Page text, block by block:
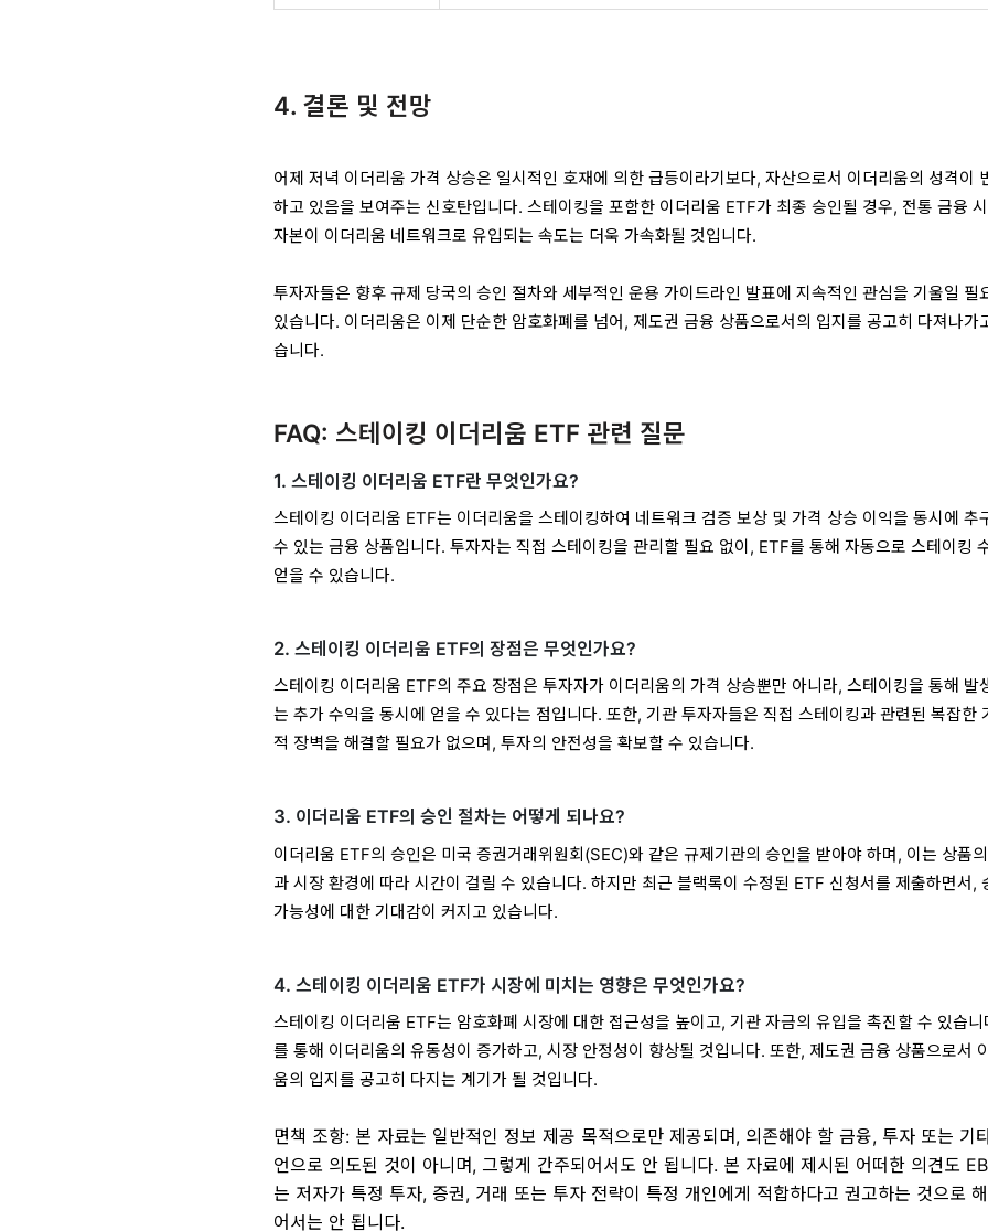
4. 결론 및 전망
어제 저녁 이더리움 가격 상승은 일시적인 호재에 의한 급등이라기보다, 자산으로서 이더리움의 성격이
하고 있음을 보여주는 신호탄입니다. 스테이킹을 포함한 이더리움 ETF가 최종 승인될 경우, 전통 금융 시
자본이 이더리움 네트워크로 유입되는 속도는 더욱 가속화될 것입니다.
투자자들은 향후 규제 당국의 승인 절차와 세부적인 운용 가이드라인 발표에 지속적인 관심을 기울일 필
있습니다. 이더리움은 이제 단순한 암호화폐를 넘어, 제도권 금융 상품으로서의 입지를 공고히 다져나가
습니다.
FAQ: 스테이킹 이더리움 ETF 관련 질문
1. 스테이킹 이더리움 ETF란 무엇인가요?
스테이킹 이더리움 ETF는 이더리움을 스테이킹하여 네트워크 검증 보상 및 가격 상승 이익을 동시에 추
수 있는 금융 상품입니다. 투자자는 직접 스테이킹을 관리할 필요 없이, ETF를 통해 자동으로 스테이킹
얻을 수 있습니다.
2. 스테이킹 이더리움 ETF의 장점은 무엇인가요?
스테이킹 이더리움 ETF의 주요 장점은 투자자가 이더리움의 가격 상승뿐만 아니라, 스테이킹을 통해 발
는 추가 수익을 동시에 얻을 수 있다는 점입니다. 또한, 기관 투자자들은 직접 스테이킹과 관련된 복잡한
적 장벽을 해결할 필요가 없으며, 투자의 안전성을 확보할 수 있습니다.
3. 이더리움 ETF의 승인 절차는 어떻게 되나요?
이더리움 ETF의 승인은 미국 증권거래위원회(SEC)와 같은 규제기관의 승인을 받아야 하며, 이는 상품
과 시장 환경에 따라 시간이 걸릴 수 있습니다. 하지만 최근 블랙록이 수정된 ETF 신청서를 제출하면서,
가능성에 대한 기대감이 커지고 있습니다.
4. 스테이킹 이더리움 ETF가 시장에 미치는 영향은 무엇인가요?
스테이킹 이더리움 ETF는 암호화폐 시장에 대한 접근성을 높이고, 기관 자금의 유입을 촉진할 수 있습니
를 통해 이더리움의 유동성이 증가하고, 시장 안정성이 향상될 것입니다. 또한, 제도권 금융 상품으로서
움의 입지를 공고히 다지는 계기가 될 것입니다.
면책 조항: 본 자료는 일반적인 정보 제공 목적으로만 제공되며, 의존해야 할 금융, 투자 또는 기
언으로 의도된 것이 아니며, 그렇게 간주되어서도 안 됩니다. 본 자료에 제시된 어떠한 의견도
는 저자가 특정 투자, 증권, 거래 또는 투자 전략이 특정 개인에게 적합하다고 권고하는 것으로 해
어서는 안 됩니다.